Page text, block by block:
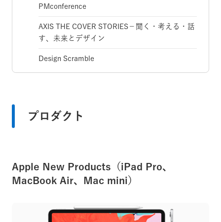
PMconference
AXIS THE COVER STORIES－聞く・考える・話
す、未来とデザイン
Design Scramble
プロダクト
Apple New Products（iPad Pro、
MacBook Air、Mac mini）